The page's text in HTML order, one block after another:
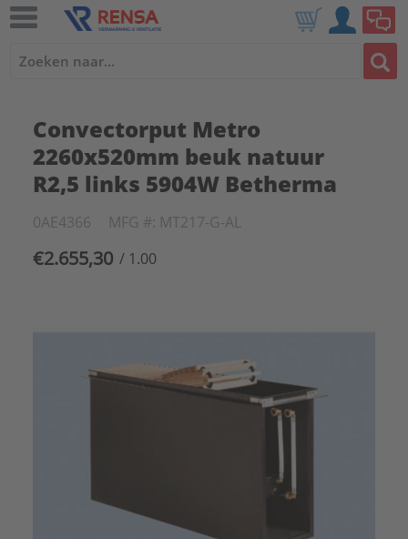
Convectorput Metro
2260x520mm beuk natuur
R2,5 links 5904W Betherma
0AE4366 MFG #: MT217-G-AL
€2.655,30 / 1.00